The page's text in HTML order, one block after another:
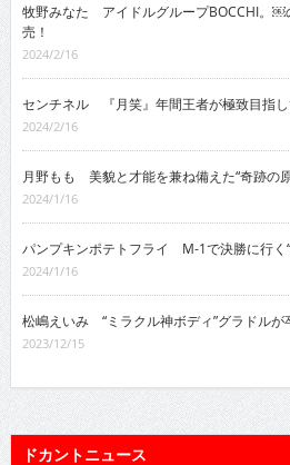
牧野みなた アイドルグループBOCCHI。￼
売！
2024/2/16
センチネル 『月笑』年間王者が極致目指し
2024/2/16
月野もも 美貌と才能を兼ね備えた“奇跡の
2024/1/16
パンプキンポテトフライ M-1で決勝に行く
2024/1/16
松嶋えいみ “ミラクル神ボディ”グラドルが
2023/12/15
ドカントニュース